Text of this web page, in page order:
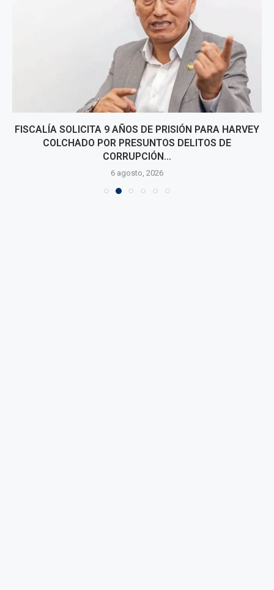
FISCALÍA SOLICITA 9 AÑOS DE PRISIÓN PARA HARVEY
COLCHADO POR PRESUNTOS DELITOS DE
CORRUPCIÓN...
6 agosto, 2026